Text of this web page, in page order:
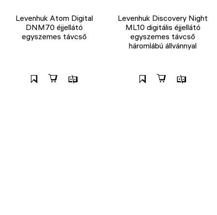
Levenhuk Atom Digital
DNM70 éjjellátó
egyszemes távcső
Levenhuk Discovery Night
ML10 digitális éjjellátó
egyszemes távcső
háromlábú állvánnyal